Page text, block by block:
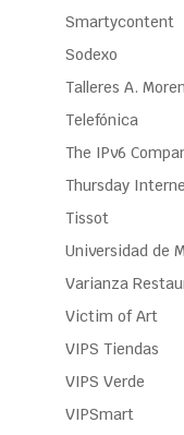
Smartycontent
Sodexo
Talleres A.
Telefónica
The IPv6
Thursday
Tissot
Universidad de
Varianza
Victim of Art
VIPS Tiendas
VIPS Verde
VIPSmart